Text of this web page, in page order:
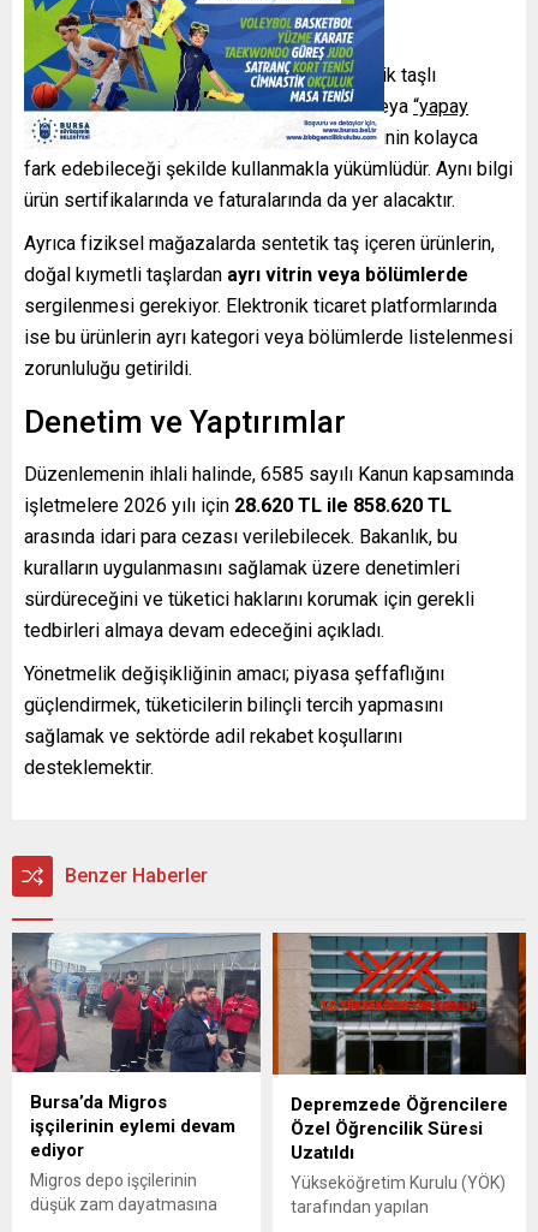
Yükümlülükleri
Kuyum işletmeleri, satışa sundukları sentetik taşlı
ürünlerde“sentetik”, “laboratuvar üretimi”veya “yapay
üretim”gibi ifadelerden en az birini, tüketicinin kolayca
fark edebileceği şekilde kullanmakla yükümlüdür. Aynı bilgi
ürün sertifikalarında ve faturalarında da yer alacaktır.
Ayrıca fiziksel mağazalarda sentetik taş içeren ürünlerin,
doğal kıymetli taşlardan ayrı vitrin veya bölümlerde
sergilenmesi gerekiyor. Elektronik ticaret platformlarında
ise bu ürünlerin ayrı kategori veya bölümlerde listelenmesi
zorunluluğu getirildi.
Denetim ve Yaptırımlar
Düzenlemenin ihlali halinde, 6585 sayılı Kanun kapsamında
işletmelere 2026 yılı için 28.620 TL ile 858.620 TL
arasında idari para cezası verilebilecek. Bakanlık, bu
kuralların uygulanmasını sağlamak üzere denetimleri
sürdüreceğini ve tüketici haklarını korumak için gerekli
tedbirleri almaya devam edeceğini açıkladı.
Yönetmelik değişikliğinin amacı; piyasa şeffaflığını
güçlendirmek, tüketicilerin bilinçli tercih yapmasını
sağlamak ve sektörde adil rekabet koşullarını
desteklemektir.
Benzer Haberler
Bursa’da Migros
işçilerinin eylemi devam
ediyor
Migros depo işçilerinin
düşük zam dayatmasına
Depremzede Öğrencilere
Özel Öğrencilik Süresi
Uzatıldı
Yükseköğretim Kurulu (YÖK)
tarafından yapılan